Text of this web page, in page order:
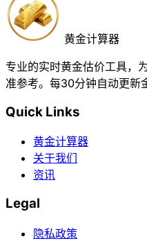
黄金计算器
专业的实时黄金估价工具，
准参考。每30分钟自动更新
Quick Links
黄金计算器
关于我们
资讯
Legal
隐私政策